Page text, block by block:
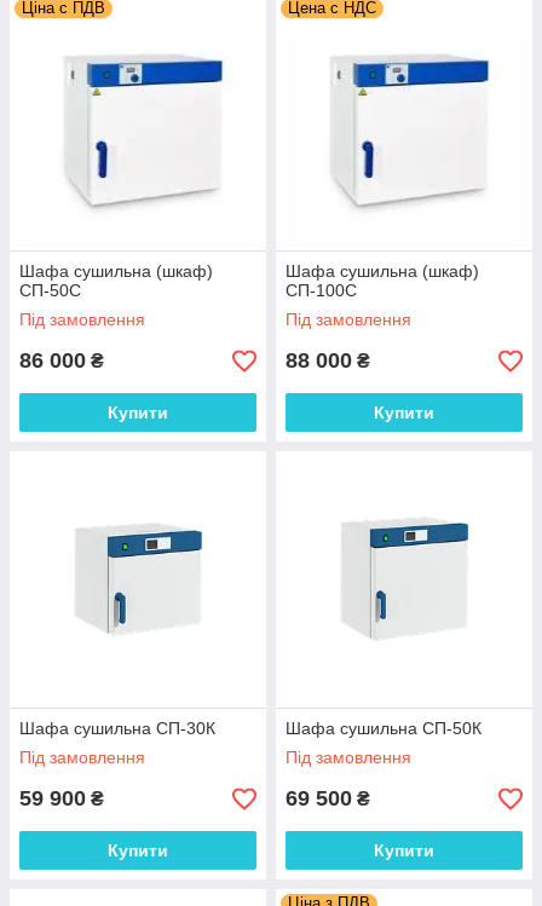
Ціна с ПДВ
Шафа сушильна (шкаф)
СП-50С
Під замовлення
86 000 ₴
Купити
Цена с НДС
Шафа сушильна (шкаф)
СП-100С
Під замовлення
88 000 ₴
Купити
Шафа сушильна СП-30К
Під замовлення
59 900 ₴
Купити
Шафа сушильна СП-50К
Під замовлення
69 500 ₴
Купити